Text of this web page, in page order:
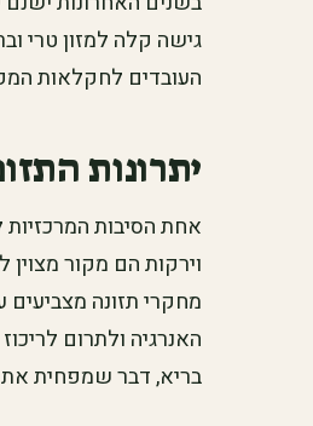
גישה קלה למזון טרי
העובדים לחקלאות
יתרונות
אחת הסיבות
וירקות הם מקור מצוין
מחקרי תזונה
האנרגיה ולתרום
בריא, דבר שמפחית את